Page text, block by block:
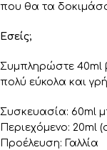
που θα τα
Εσείς;
Συμπληρώστε 40ml
πολύ εύκολα και
Συσκευασία: 60ml
Περιεχόμενο: 20ml
Προέλευση: Γαλλία